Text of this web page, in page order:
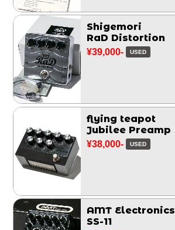
Shigemori
RaD Distortion
¥39,000- USED
flying teapot
Jubilee Preamp
¥38,000- USED
AMT Electronics
SS-11